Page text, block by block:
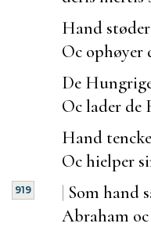
Hand
Oc ophøyer
De
Oc lader de
Hand
Oc hielper
|
919
Som hand
Abraham